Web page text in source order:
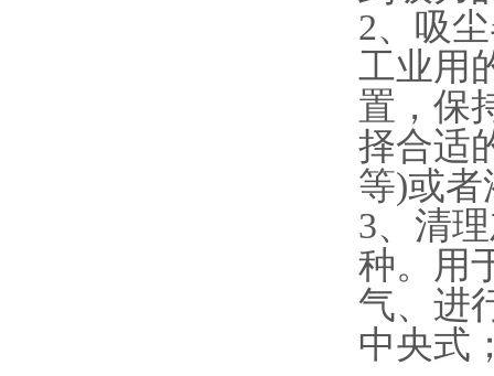
2、吸
工业用
置，保
择合适
等)或
3、清
种。用
气、进
中央式